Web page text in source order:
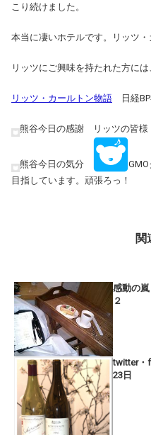
こり続けました。
本当に凄いホテルです。リッツ・
リッツにご興味を持たれた方に
リッツ・カールトン物語 日経BP
熊谷今日の感謝 リッツの皆様
熊谷今日の気分
目指しています。頑張ろっ！
関
感動の
２
twitter・
23日